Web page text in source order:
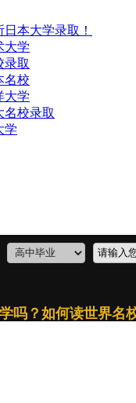
本大学录取！
大学
录取
名校
大学
名校录取
学